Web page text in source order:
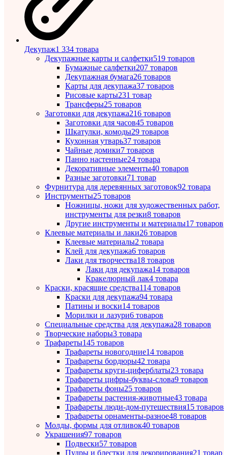
Декупаж1 334 товара
Декупажные карты и салфетки519 товаров
Бумажные салфетки207 товаров
Декупажная бумага26 товаров
Карты для декупажа37 товаров
Рисовые карты231 товар
Трансферы25 товаров
Заготовки для декупажа216 товаров
Заготовки для часов45 товаров
Шкатулки, комоды29 товаров
Кухонная утварь37 товаров
Чайные домики7 товаров
Панно настенные24 товара
Декоративные элементы40 товаров
Разные заготовки71 товар
Фурнитура для деревянных заготовок92 товара
Инструменты25 товаров
Ножницы, ножи для художественных работ,
инструменты для резки8 товаров
Другие инструменты и материалы17 товаров
Клеевые материалы и лаки26 товаров
Клеевые материалы2 товара
Клей для декупажа6 товаров
Лаки для творчества18 товаров
Лаки для декупажа14 товаров
Кракелюрный лак4 товара
Краски, красящие средства114 товаров
Краски для декупажа94 товара
Патины и воски14 товаров
Морилки и лазури6 товаров
Специальные средства для декупажа28 товаров
Творческие наборы3 товара
Трафареты145 товаров
Трафареты новогодние14 товаров
Трафареты бордюры42 товара
Трафареты круги-циферблаты23 товара
Трафареты цифры-буквы-слова9 товаров
Трафареты фоны25 товаров
Трафареты растения-животные43 товара
Трафареты люди-дом-путешествия15 товаров
Трафареты орнаменты-разное48 товаров
Молды, формы для отливок40 товаров
Украшения97 товаров
Подвески57 товаров
Пудры и блестки для декорирования21 товар